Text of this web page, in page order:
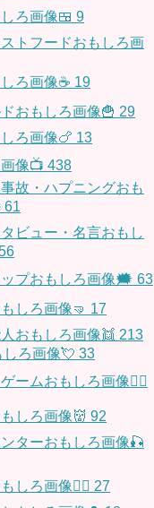
ろ画像🍱 9
トフードおもしろ画
ろ画像☕️ 19
おもしろ画像🍟 29
ろ画像🍗 13
像📺 438
故・ハプニングおも
61
ビュー・名言おもし
ップおもしろ画像🗯 63
しろ画像🤜 17
おもしろ画像👯 213
ろ画像💘 33
ームおもしろ画像🧚‍♀️
しろ画像👹 92
ターおもしろ画像🎣
しろ画像🤹‍♂️ 27